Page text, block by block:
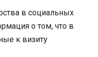
в социальных
о том, что в
к визиту